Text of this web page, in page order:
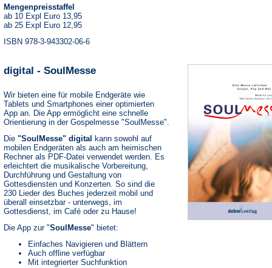
Mengenpreisstaffel
ab 10 Expl Euro 13,95
ab 25 Expl Euro 12,95
ISBN 978-3-943302-06-6
digital - SoulMesse
Wir bieten eine für mobile Endgeräte wie
Tablets und Smartphones einer optimierten
App an. Die App ermöglicht eine schnelle
Orientierung in der Gospelmesse "SoulMesse".
Die "SoulMesse" digital kann sowohl auf
mobilen Endgeräten als auch am heimischen
Rechner als PDF-Datei verwendet werden. Es
erleichtert die musikalische Vorbereitung,
Durchführung und Gestaltung von
Gottesdiensten und Konzerten. So sind die
230 Lieder des Buches jederzeit mobil und
überall einsetzbar - unterwegs, im
Gottesdienst, im Café oder zu Hause!
Die App zur "SoulMesse" bietet:
Einfaches Navigieren und Blättern
Auch offline verfügbar
Mit integrierter Suchfunktion